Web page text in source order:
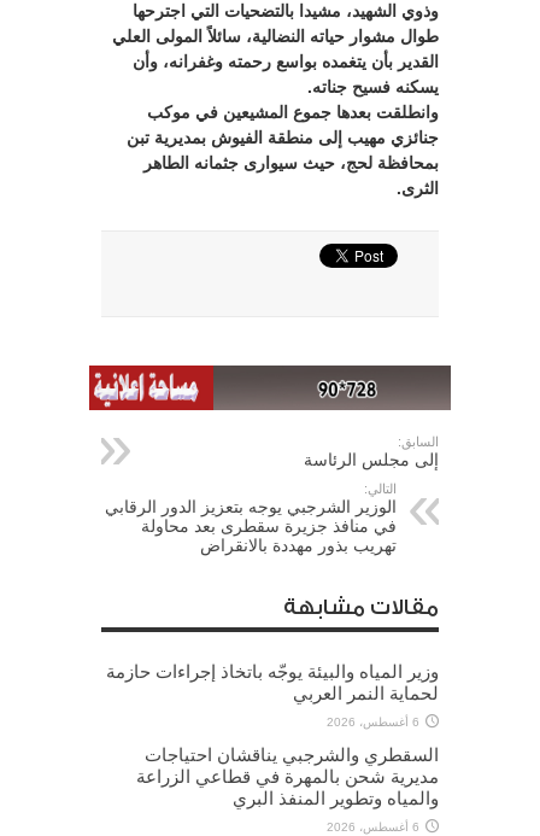
وذوي الشهيد، مشيدا بالتضحيات التي اجترحها
طوال مشوار حياته النضالية، سائلاً المولى العلي
القدير بأن يتغمده بواسع رحمته وغفرانه، وأن
يسكنه فسيح جناته.
وانطلقت بعدها جموع المشيعين في موكب
جنائزي مهيب إلى منطقة الفيوش بمديرية تبن
بمحافظة لحج، حيث سيوارى جثمانه الطاهر
الثرى.
السابق:
إلى مجلس الرئاسة
التالي:
الوزير الشرجبي يوجه بتعزيز الدور الرقابي
في منافذ جزيرة سقطرى بعد محاولة
تهريب بذور مهددة بالانقراض
مقالات مشابهة
وزير المياه والبيئة يوجّه باتخاذ إجراءات حازمة
لحماية النمر العربي
6 أغسطس، 2026
السقطري والشرجبي يناقشان احتياجات
مديرية شحن بالمهرة في قطاعي الزراعة
والمياه وتطوير المنفذ البري
6 أغسطس، 2026